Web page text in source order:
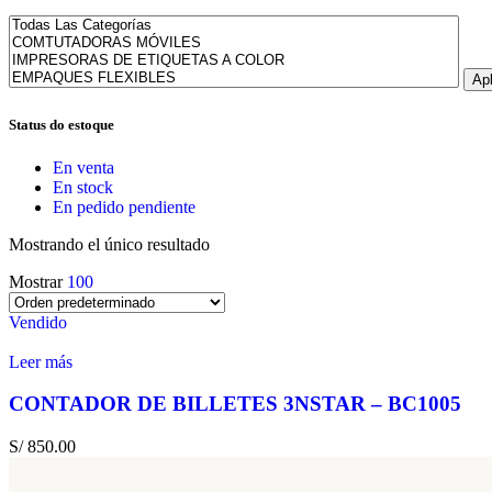
Status do estoque
En venta
En stock
En pedido pendiente
Mostrando el único resultado
Mostrar 100
Vendido
Leer más
CONTADOR DE BILLETES 3NSTAR – BC1005
S/850.00